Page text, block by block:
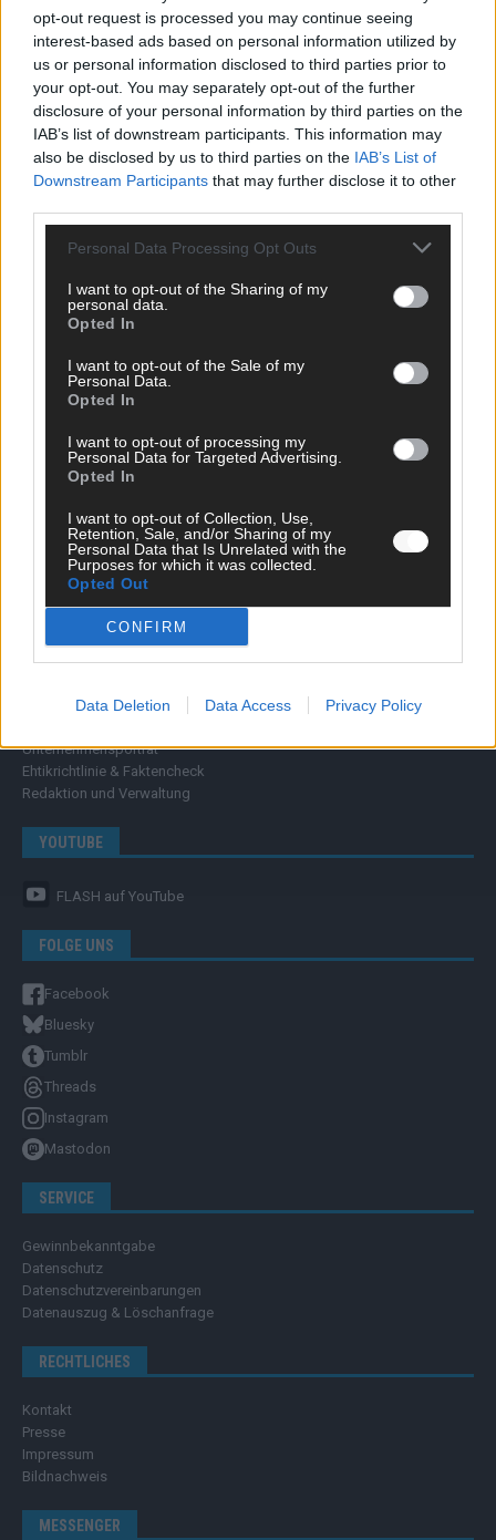
opt-out request is processed you may continue seeing
interest-based ads based on personal information utilized by
us or personal information disclosed to third parties prior to
your opt-out. You may separately opt-out of the further
disclosure of your personal information by third parties on the
IAB’s list of downstream participants. This information may
also be disclosed by us to third parties on the IAB’s List of
Downstream Participants that may further disclose it to other
Personal Data Processing Opt Outs
I want to opt-out of the Sharing of my
personal data.
Opted In
I want to opt-out of the Sale of my
Personal Data.
Opted In
I want to opt-out of processing my
Personal Data for Targeted Advertising.
Opted In
I want to opt-out of Collection, Use,
Retention, Sale, and/or Sharing of my
Personal Data that Is Unrelated with the
Purposes for which it was collected.
Opted Out
CONFIRM
Data Deletion Data Access Privacy Policy
SCHNELL ZUM RESSORT
Nachrichten
Wirtschaft
Wissen
Streams & Storys
Eurovision
FLASH – DAS VIDEOPORTAL
ÜBER UNS
Unternehmensporträt
Ehtikrichtlinie & Faktencheck
Redaktion und Verwaltung
YOUTUBE
FLASH auf YouTube
FOLGE UNS
Facebook
Bluesky
Tumblr
Threads
Instagram
Mastodon
SERVICE
Gewinnbekanntgabe
Datenschutz
Datenschutzvereinbarungen
Datenauszug & Löschanfrage
RECHTLICHES
Kontakt
Presse
Impressum
Bildnachweis
MESSENGER